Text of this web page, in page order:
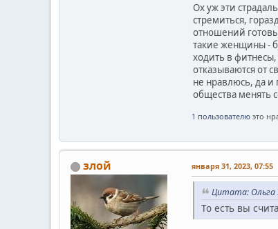
Ох уж эти
стремиться,
отношений
такие женщины -
ходить в
отказываются от
не нравлюсь, да и
общества менять
1 пользователю это
злой января 31, 2023, 07:55
Цитата: Ольга
То есть вы